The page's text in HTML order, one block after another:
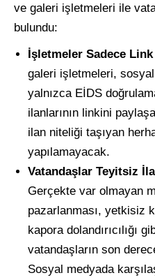
ve galeri işletmeleri ile
bulundu:
İşletmeler Sadece
galeri işletmeleri,
yalnızca EİDS
ilanlarının linkini
ilan niteliği taşıyan
yapılamayacak.
Vatandaşlar Teyitsiz
Gerçekte var olmayan
pazarlanması, yetkisiz
kapora dolandırıcılığı
vatandaşların son
Sosyal medyada